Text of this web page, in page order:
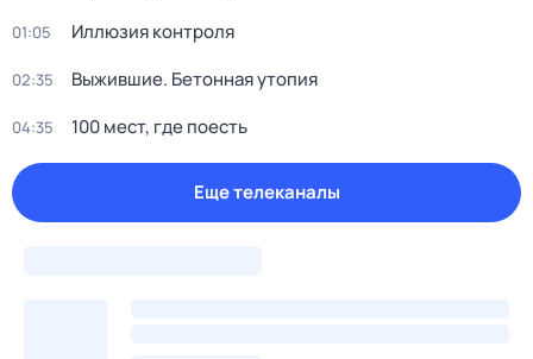
01:05 Иллюзия контроля
02:35 Выжившие. Бетонная утопия
04:35 100 мест, где поесть
Еще телеканалы